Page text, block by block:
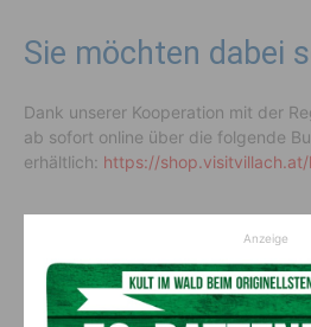
Sie möchten dabei
Dank unserer Kooperation mit der
ab sofort online über die folgende
erhältlich: https://
Partner mit Mut
Zukunftsweisende Veranstaltungen
Wir danken folgenden
Anzeige